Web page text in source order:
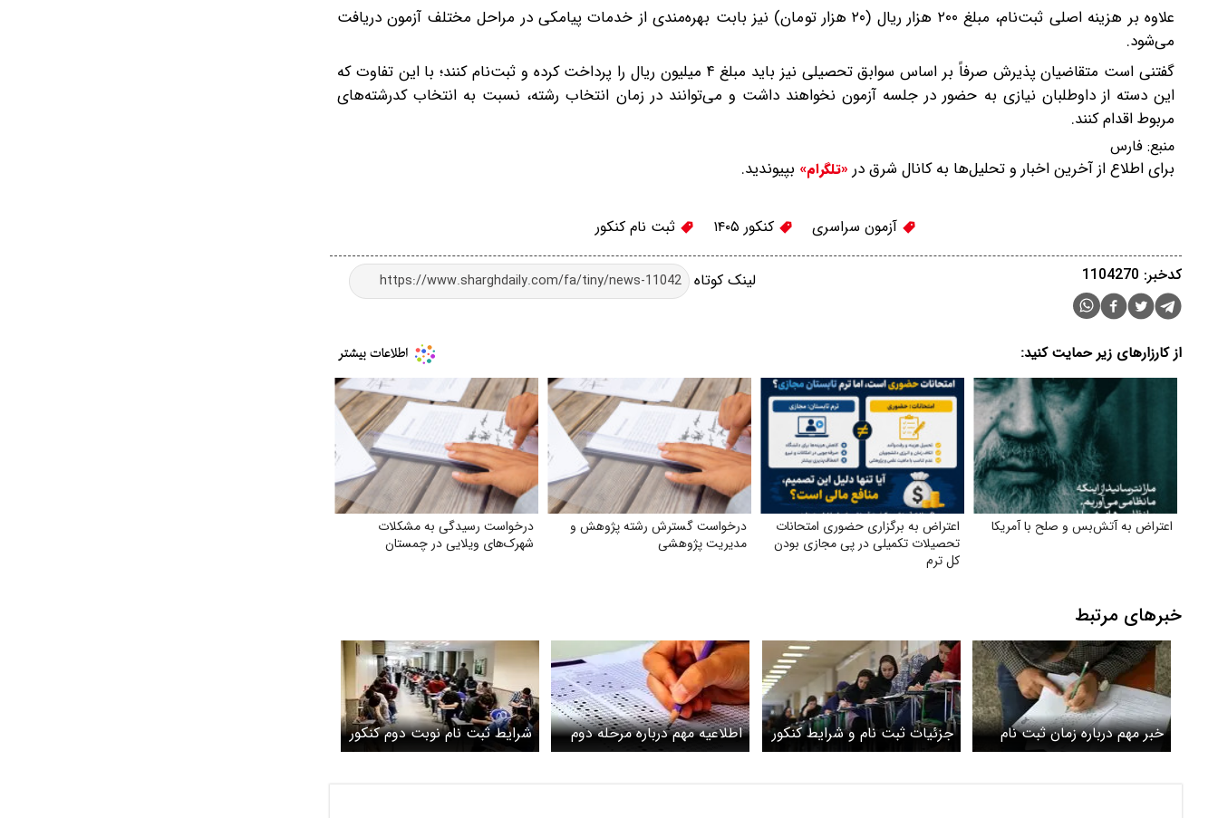
علاوه بر هزینه اصلی ثبت‌نام، مبلغ ۲۰۰ هزار ریال (۲۰ هزار تومان) نیز بابت بهره‌مندی از خدمات پیامکی در مراحل مختلف آزمون دریافت
می‌شود.
گفتنی است متقاضیان پذیرش صرفاً بر اساس سوابق تحصیلی نیز باید مبلغ ۴ میلیون ریال را پرداخت کرده و ثبت‌نام کنند؛ با این تفاوت که
این دسته از داوطلبان نیازی به حضور در جلسه آزمون نخواهند داشت و می‌توانند در زمان انتخاب رشته، نسبت به انتخاب کدرشته‌های
مربوط اقدام کنند.
منبع: فارس
برای اطلاع از آخرین اخبار و تحلیل‌ها به کانال شرق در «تلگرام» بپیوندید.
آزمون سراسری کنکور ۱۴۰۵ ثبت نام کنکور
لینک کوتاه کدخبر: 1104270
از کارزارهای زیر حمایت کنید:
اعتراض به آتش‌بس و صلح با آمریکا
اعتراض به برگزاری حضوری امتحانات
تحصیلات تکمیلی در پی مجازی بودن
کل ترم
درخواست گسترش رشته پژوهش و
مدیریت پژوهشی
درخواست رسیدگی به مشکلات
شهرک‌های ویلایی در چمستان
خبرهای مرتبط
خبر مهم درباره زمان ثبت نام
کنکور ۱۴۰۵
جزئیات ثبت نام و شرایط کنکور
۱۴۰۵ اعلام شد
اطلاعیه مهم درباره مرحله دوم
ثبت نام کنکور ۱۴۰۴
شرایط ثبت نام نوبت دوم کنکور
اعلام شد